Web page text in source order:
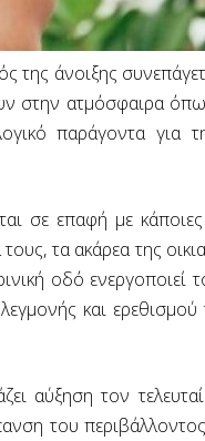
άνοιξης
στην ατμόσφαιρα
παράγοντα για
σε επαφή με
τα ακάρεα της
οδό ενεργοποιεί
και
αύξηση τον
του